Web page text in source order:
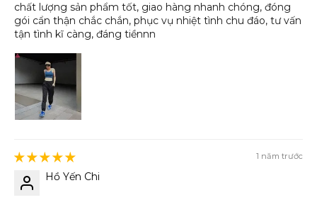
chất lượng sản phẩm tốt, giao hàng nhanh chóng, đóng
gói cẩn thận chắc chắn, phục vụ nhiệt tình chu đáo, tư vấn
tận tình kĩ càng, đáng tiềnnn
1 năm trước
Hồ Yến Chi